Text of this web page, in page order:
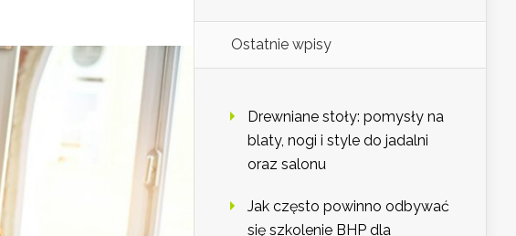
Ostatnie wpisy
Drewniane stoły: pomysły na
blaty, nogi i style do jadalni
oraz salonu
Jak często powinno odbywać
się szkolenie BHP dla